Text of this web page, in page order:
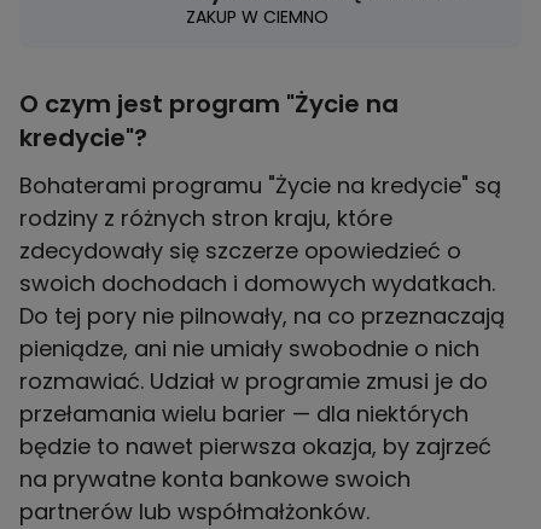
[PODSUMOWANIE]
ZAKUP W CIEMNO
O czym jest program "Życie na
kredycie"?
Bohaterami programu "Życie na kredycie" są
rodziny z różnych stron kraju, które
zdecydowały się szczerze opowiedzieć o
swoich dochodach i domowych wydatkach.
Do tej pory nie pilnowały, na co przeznaczają
pieniądze, ani nie umiały swobodnie o nich
rozmawiać. Udział w programie zmusi je do
przełamania wielu barier — dla niektórych
będzie to nawet pierwsza okazja, by zajrzeć
na prywatne konta bankowe swoich
partnerów lub współmałżonków.